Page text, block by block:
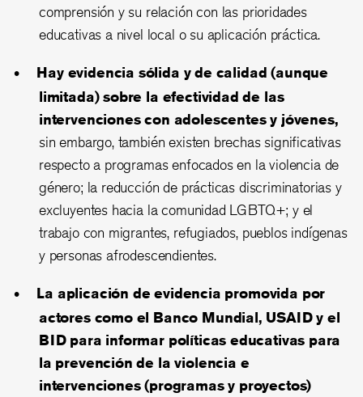
comprensión y su relación con las prioridades
educativas a nivel local o su aplicación práctica.
Hay evidencia sólida y de calidad (aunque
limitada) sobre la efectividad de las
intervenciones con adolescentes y jóvenes,
sin embargo, también existen brechas significativas
respecto a programas enfocados en la violencia de
género; la reducción de prácticas discriminatorias y
excluyentes hacia la comunidad LGBTQ+; y el
trabajo con migrantes, refugiados, pueblos indígenas
y personas afrodescendientes.
La aplicación de evidencia promovida por
actores como el Banco Mundial, USAID y el
BID para informar políticas educativas para
la prevención de la violencia e
intervenciones (programas y proyectos)